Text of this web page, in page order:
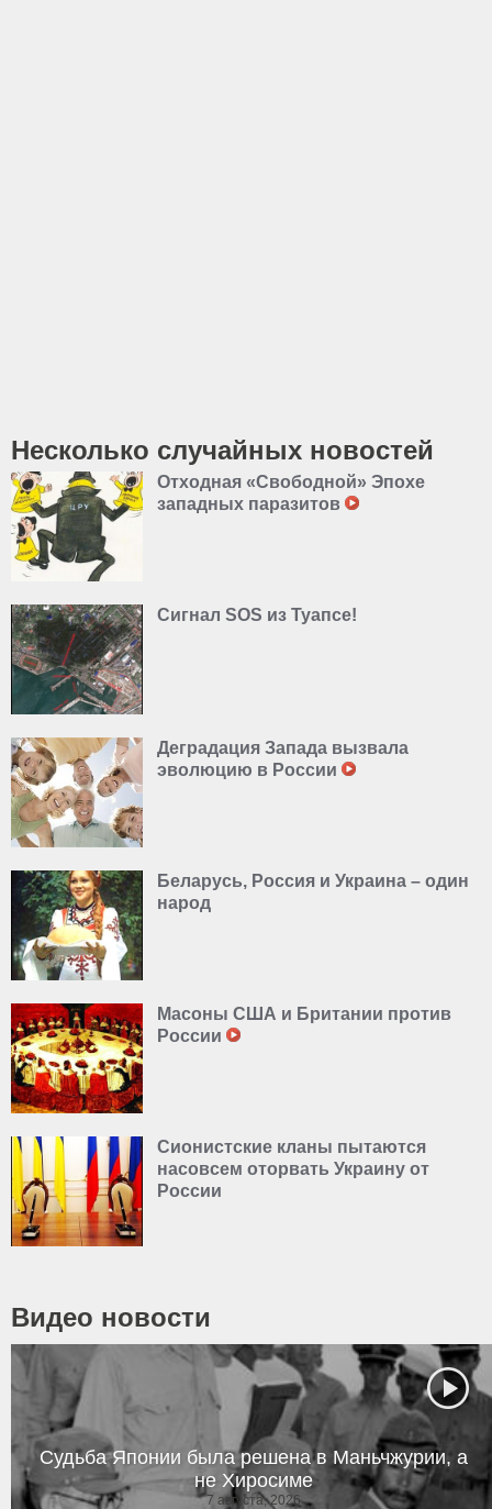
Несколько случайных новостей
Отходная «Свободной» Эпохе
западных паразитов
Сигнал SOS из Туапсе!
Деградация Запада вызвала
эволюцию в России
Беларусь, Россия и Украина – один
народ
Масоны США и Британии против
России
Сионистские кланы пытаются
насовсем оторвать Украину от
России
Видео новости
Судьба Японии была решена в Маньчжурии, а
не Хиросиме
7 августа, 2026